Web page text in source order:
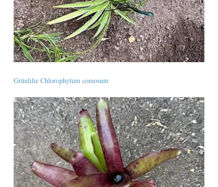
Grünlilie Chlorophytum comosum